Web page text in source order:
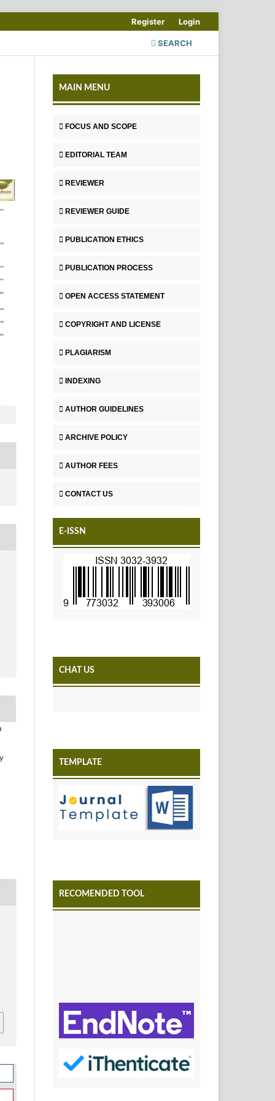
SEARCH
Register Login
MAIN MENU
FOCUS AND SCOPE
EDITORIAL TEAM
REVIEWER
REVIEWER GUIDE
PUBLICATION ETHICS
PUBLICATION PROCESS
OPEN ACCESS STATEMENT
COPYRIGHT AND LICENSE
PLAGIARISM
INDEXING
AUTHOR GUIDELINES
ARCHIVE POLICY
AUTHOR FEES
CONTACT US
E-ISSN
CHAT US
TEMPLATE
RECOMENDED TOOL